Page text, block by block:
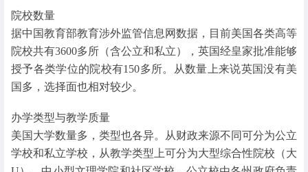
院校数量
据中国教育部教育涉外监管信息网数据，目前美国各类高等
院校共有3600多所（含公立和私立），英国经皇家批准能够
授予各类学位的院校有150多所。从数量上来说英国没有美
国多，选择面也相对较少。
办学类型与教学质量
美国大学数量多，类型也各异。从财政来源不同可分为公立
学校和私立学校，从教学类型上可分为大型综合性院校（大